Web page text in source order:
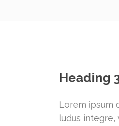
Heading
Lorem ipsum
ludus integre,